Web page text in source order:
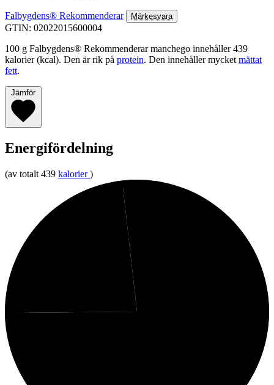
Falbygdens® Rekommenderar Märkesvara
GTIN: 02022015600004
100 g Falbygdens® Rekommenderar manchego innehåller 439
kalorier (kcal). Den är rik på protein. Den innehåller mycketmättat
fett.
Jämför
Energifördelning
(av totalt 439 kalorier )
2%
Kolhydrater